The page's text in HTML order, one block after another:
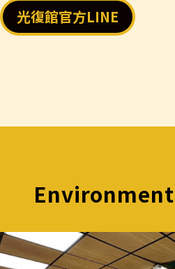
光復館官方LINE
Environment